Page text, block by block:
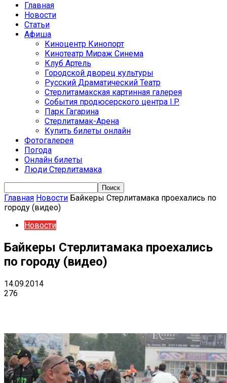
Главная
Новости
Статьи
Афиша
Киноцентр Кинопорт
Кинотеатр Мираж Синема
Клуб Артель
Городской дворец культуры
Русский Драматический Театр
Стерлитамакская картинная галерея
События продюсерского центра I.P.
Парк Гагарина
Стерлитамак-Арена
Купить билеты онлайн
Фотогалерея
Погода
Онлайн билеты
Люди Стерлитамака
Главная Новости Байкеры Стерлитамака проехались по
городу (видео)
Новости
Байкеры Стерлитамака проехались
по городу (видео)
14.09.2014
276